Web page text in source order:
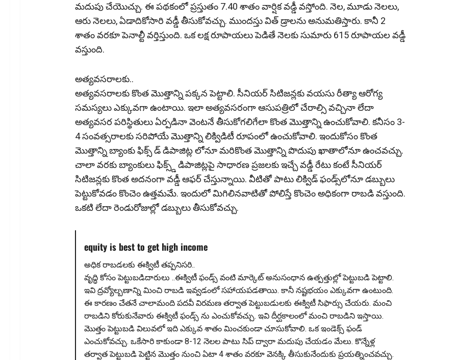
మదుపు చేయొచ్చు. ఈ పథ‌కంలో ప్రస్తుతం 7.40 శాతం వార్షిక వడ్డీ వస్తోంది. నెల, మూడు నెలలు,
ఆరు నెలలు, ఏడాదికోసారి వడ్డీ తీసుకోవచ్చు. ముందస్తు విత్ డ్రాలను అనుమతిస్తారు. కానీ 2
శాతం వరకూ పెనాల్టీ వర్తిస్తుంది. ఒక ల‌క్ష రూపాయ‌లు పెడితే నెల‌కు సుమారు 615 రూపాయ‌ల‌ వ‌డ్డీ
వ‌స్తుంది.
అత్య‌వ‌స‌రాల‌కు..
అత్యవసరాలకు కొంత మొత్తాన్ని పక్కన పెట్టాలి. సీనియర్ సిటిజన్లకు వయసు రీత్యా ఆరోగ్య
సమస్యలు ఎక్కువ‌గా ఉంటాయి. ఇలా అత్యవసరంగా ఆసుపత్రిలో చేరాల్సి వచ్చినా లేదా
అత్యవసర పరిస్థితులు ఏర్పడినా వెంటనే తీసుకోగలిగేలా కొంత మొత్తాన్ని ఉంచుకోవాలి. కనీసం 3-
4 సంవత్సరాలకు సరిపోయే మొత్తాన్ని లిక్విడిటీ రూపంలో ఉంచుకోవాలి. ఇందుకోసం కొంత
మొత్తాన్ని బ్యాంకు ఫిక్స్ డ్ డిపాజిట్ల లోనూ మరికొంత మొత్తాన్ని పొదుపు ఖాతాలోనూ ఉంచ‌వచ్చు.
చాలా వరకు బ్యాంకులు ఫిక్స్డ్ డిపాజిట్లపై సాధారణ ప్రజలకు ఇచ్చే వడ్డీ రేటు కంటే సీనియర్
సిటిజన్లకు కొంత అదనంగా వడ్డీ ఆఫర్ చేస్తున్నాయి. వీటితో పాటు లిక్విడ్ ఫండ్స్‌లోనూ డబ్బులు
పెట్టుకోవ‌డం కొంచెం ఉత్త‌మ‌మే. ఇందులో మిగిలిన‌వాటితో పోలిస్తే కొంచెం అధికంగా రాబ‌డి వ‌స్తుంది.
ఒక‌టి లేదా రెండురోజుల్లో డ‌బ్బులు తీసుకోవ‌చ్చు.
equity is best to get high income
అధిక రాబ‌డ‌ల‌కు ఈక్విటీ త‌ప్పనిస‌రి..
వృద్ధి కోసం పెట్టుబడిదారులు ..ఈక్విటీ ఫండ్స్ వంటి మార్కెట్ అనుసంధాన ఉత్పత్తుల్లో పెట్టుబడి పెట్టాలి.
ఇవి ద్రవ్యోల్బణాన్ని మించి రాబడి ఇవ్వడంలో సహాయపడతాయి. కానీ నష్టభయం ఎక్కువ‌గా ఉంటుంది.
ఈ కారణం చేతనే చాలామంది పదవీ విరమణ తర్వాత పెట్టుబడులకు ఈక్విటీ సిఫార్సు చేయరు. మంచి
రాబడిని కోరుకునేవారు ఈక్విటీ ఫండ్స్ ను ఎంచుకోవచ్చు. ఇవి దీర్ఘకాలంలో మంచి రాబడిని ఇస్తాయి.
మొత్తం పెట్టుబడి విలువలో ఇది ఎక్కువ శాతం మించకుండా చూసుకోవాలి. ఒక ఇండెక్స్ ఫండ్
ఎంచుకోవచ్చు. ఒకేసారి కాకుండా 8-12 నెలల పాటు సిప్ ద్వారా మదుపు చేయడం మేలు. కొన్నేళ్ల
తర్వాత పెట్టుబడి పెట్టిన మొత్తం నుంచి ఏటా 4 శాతం వరకూ వెనక్కి తీసుకునేందుకు ప్రయత్నించవచ్చు.